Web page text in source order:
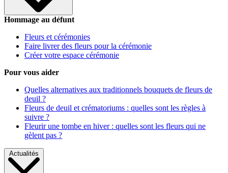
Hommage au défunt
Fleurs et cérémonies
Faire livrer des fleurs pour la cérémonie
Créer votre espace cérémonie
Pour vous aider
Quelles alternatives aux traditionnels bouquets de fleurs de
deuil ?
Fleurs de deuil et crématoriums : quelles sont les règles à
suivre ?
Fleurir une tombe en hiver : quelles sont les fleurs qui ne
gèlent pas ?
Actualités